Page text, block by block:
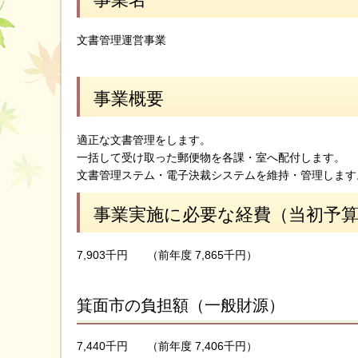
文書管理運営事業
事業概要
適正な文書管理をします。
一括して受け取った郵便物を各課・室へ配付します。
文書管理ステム・電子決裁システムを維持・管理しま
事業実施に必要な経費（当初予
7,903千円 （前年度 7,865千円）
箕面市の負担額（一般財源）
7,440千円 （前年度 7,406千円）